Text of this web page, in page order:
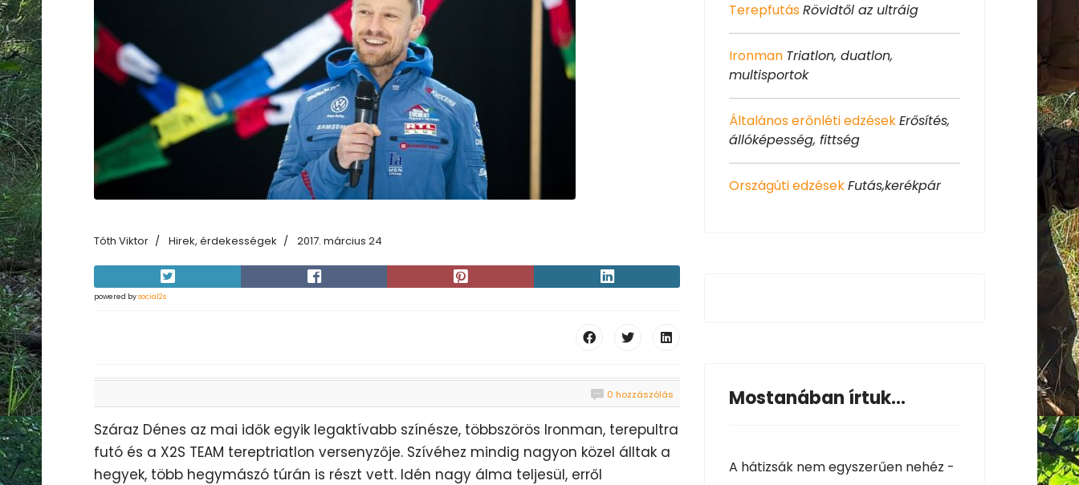
Tóth Viktor Hirek, érdekességek 2017. március 24
powered bysocial2s
0 hozzászólás
Száraz Dénes az mai idők egyik legaktívabb színésze, többszörös Ironman, terepultra
futó és a X2S TEAM tereptriatlon versenyzője. Szívéhez mindig nagyon közel álltak a
hegyek, több hegymászó túrán is részt vett. Idén nagy álma teljesül, erről
TerepfutásRövidtől az ultráig
Ironman Triatlon, duatlon,
multisportok
Általános erőnléti edzésekErősítés,
állóképesség, fittség
Országúti edzésekFutás,kerékpár
Mostanában írtuk...
A hátizsák nem egyszerűen nehéz -